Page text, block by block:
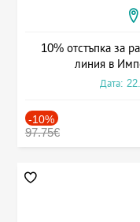
10% отстъпка за
линия в
Дата:
-10%
97.75€